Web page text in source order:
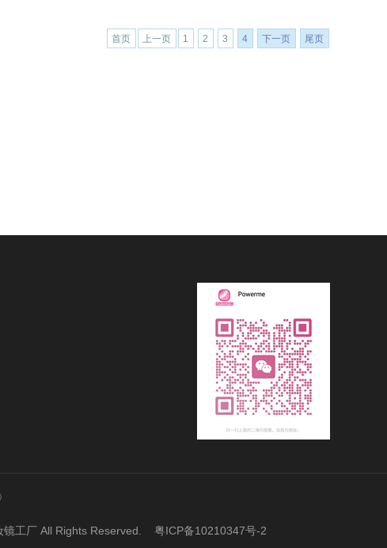
首页 上一页 1 2 3 4 下一页 尾页
镜工厂 All Rights Reserved. 粤ICP备10210347号-2